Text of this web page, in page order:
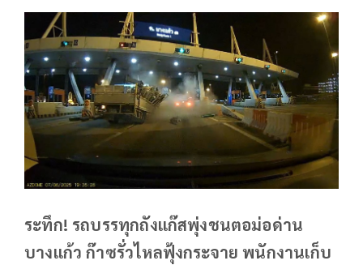
ระทึก! รถบรรทุกถังแก๊สพุ่งชนตอม่อด่าน
บางแก้ว ก๊าซรั่วไหลฟุ้งกระจาย พนักงานเก็บ